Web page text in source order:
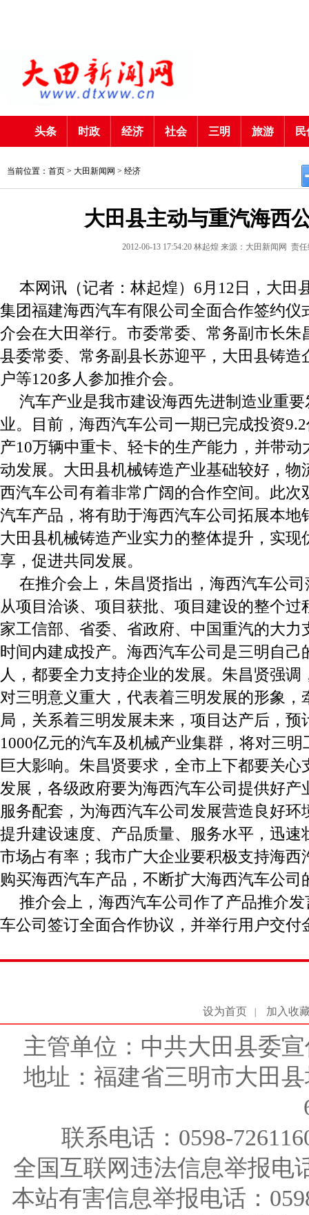
头条 时政 经济 社会 三明 旅游
当前位置：首页 > 大田新闻网 > 经济
大田县主动与重汽海西
2012-06-13 17:54:20 林起煌 来源：大田新闻网 责
本网讯（记者：林起煌）6月12日，大田
集团福建海西汽车有限公司全面合作签约仪
介会在大田举行。市委常委、常务副市长朱
县委常委、常务副县长苏迎平，大田县铸造
户等120多人参加推介会。
汽车产业是我市建设海西先进制造业重
业。目前，海西汽车公司一期已完成投资
产10万辆中重卡、轻卡的生产能力，并带
动发展。大田县机械铸造产业基础较好，物
西汽车公司有着非常广阔的合作空间。此次
汽车产品，将有助于海西汽车公司拓展本地
大田县机械铸造产业实力的整体提升，实现
享，促进共同发展。
在推介会上，朱昌贤指出，海西汽车公
从项目洽谈、项目获批、项目建设的整个过
家工信部、省委、省政府、中国重汽的大力
时间内建成投产。海西汽车公司是三明自己
人，都要全力支持企业的发展。朱昌贤强调
对三明意义重大，代表着三明发展的形象，
局，关系着三明发展未来，项目达产后，预
1000亿元的汽车及机械产业集群，将对三
巨大影响。朱昌贤要求，全市上下都要关心
发展，各级政府要为海西汽车公司提供好产
服务配套，为海西汽车公司发展营造良好环
提升建设速度、产品质量、服务水平，迅速
市场占有率；我市广大企业要积极支持海西
购买海西汽车产品，不断扩大海西汽车公司
推介会上，海西汽车公司作了产品推介
车公司签订全面合作协议，并举行用户交付
设为首页 加入收
主管单位：中共大田县委
地址：福建省三明市大田
联系电话：0598-
全国互联网违法信息举报电
本站有害信息举报电话：